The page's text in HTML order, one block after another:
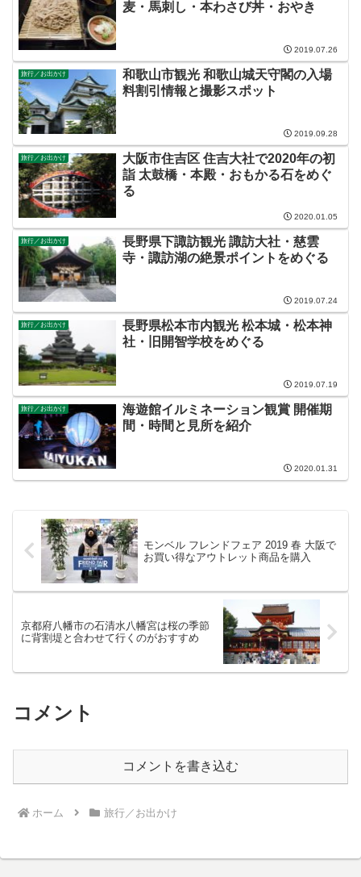
麦・馬刺し・本わさび丼・おやき
2019.07.26
旅行／お出かけ
和歌山市観光 和歌山城天守閣の入場
料割引情報と撮影スポット
2019.09.28
旅行／お出かけ
大阪市住吉区 住吉大社で2020年の初
詣 太鼓橋・本殿・おもかる石をめぐ
る
2020.01.05
旅行／お出かけ
長野県下諏訪観光 諏訪大社・慈雲
寺・諏訪湖の絶景ポイントをめぐる
2019.07.24
旅行／お出かけ
長野県松本市内観光 松本城・松本神
社・旧開智学校をめぐる
2019.07.19
旅行／お出かけ
海遊館イルミネーション観賞 開催期
間・時間と見所を紹介
2020.01.31
モンベル フレンドフェア 2019 春 大阪で
お買い得なアウトレット商品を購入
京都府八幡市の石清水八幡宮は桜の季節
に背割堤と合わせて行くのがおすすめ
コメント
コメントを書き込む
ホーム 旅行／お出かけ